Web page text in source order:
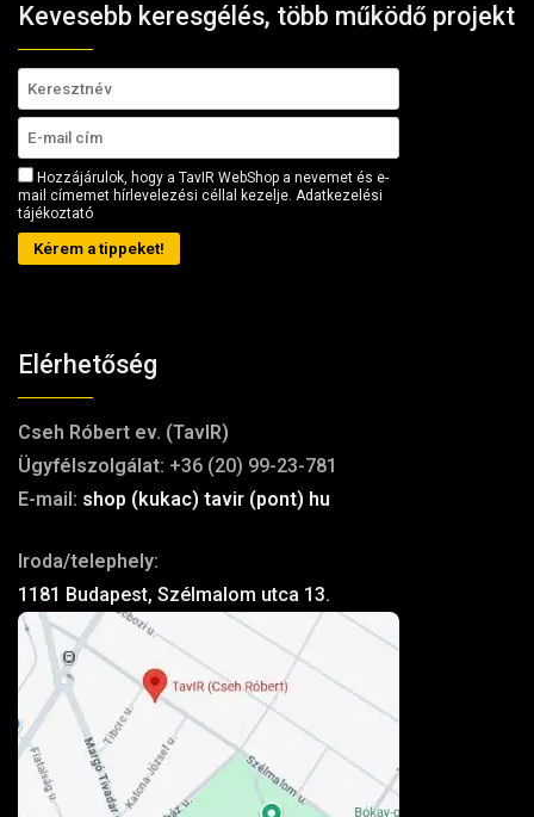
Kevesebb keresgélés, több működő projekt
Hozzájárulok, hogy a TavIR WebShop a nevemet és e-
mail címemet hírlevelezési céllal kezelje. Adatkezelési
tájékoztató
Kérem a tippeket!
Elérhetőség
Cseh Róbert ev. (TavIR)
Ügyfélszolgálat: +36 (20) 99-23-781
E-mail: shop (kukac) tavir (pont) hu
Iroda/telephely:
1181 Budapest, Szélmalom utca 13.